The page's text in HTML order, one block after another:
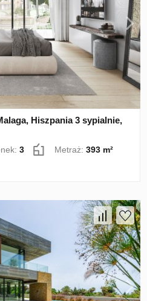
Hiszpania 3 sypialnie,
3 Metraż:393 m²